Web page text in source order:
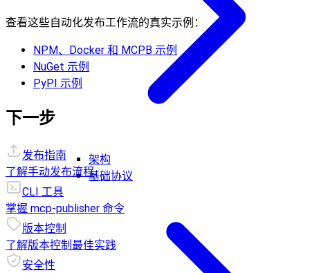
架构
基础协议
查看这些自动化发布工作流的真实示例：
NPM、Docker 和 MCPB 示例
NuGet 示例
PyPI 示例
下一步
发布指南
了解手动发布流程
CLI 工具
掌握 mcp-publisher 命令
版本控制
了解版本控制最佳实践
安全性